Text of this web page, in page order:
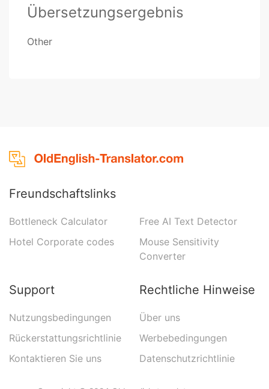
Übersetzungsergebnis
Other
Freundschaftslinks
Bottleneck Calculator
Hotel Corporate codes
Free AI Text Detector
Mouse Sensitivity
Converter
Support
Nutzungsbedingungen
Rückerstattungsrichtlinie
Kontaktieren Sie uns
Rechtliche Hinweise
Über uns
Werbebedingungen
Datenschutzrichtlinie